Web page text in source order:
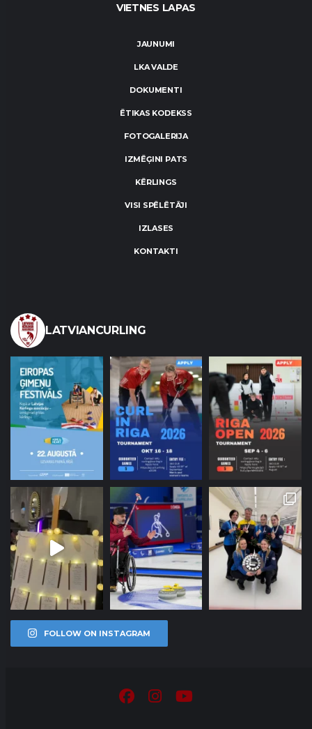
VIETNES LAPAS
JAUNUMI
LKA VALDE
DOKUMENTI
ĒTIKAS KODEKSS
FOTOGALERIJA
IZMĒĢINI PATS
KĒRLINGS
VISI SPĒLĒTĀJI
IZLASES
KONTAKTI
LATVIANCURLING
FOLLOW ON INSTAGRAM